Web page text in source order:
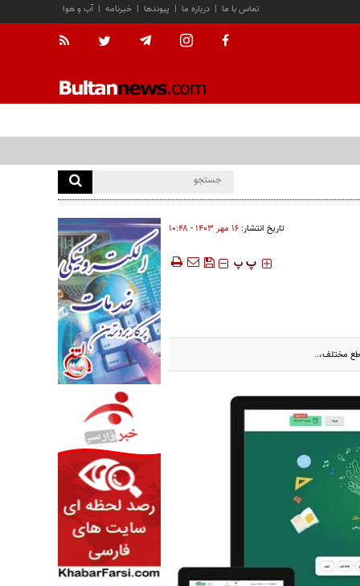
آب و هوا | خبرنامه | پیوندها | درباره ما | تماس با ما
تاریخ انتشار: ۱۶ مهر ۱۴۰۳ - ۱۰:۴۸
‍‍‍ پ پ
مختلف،..